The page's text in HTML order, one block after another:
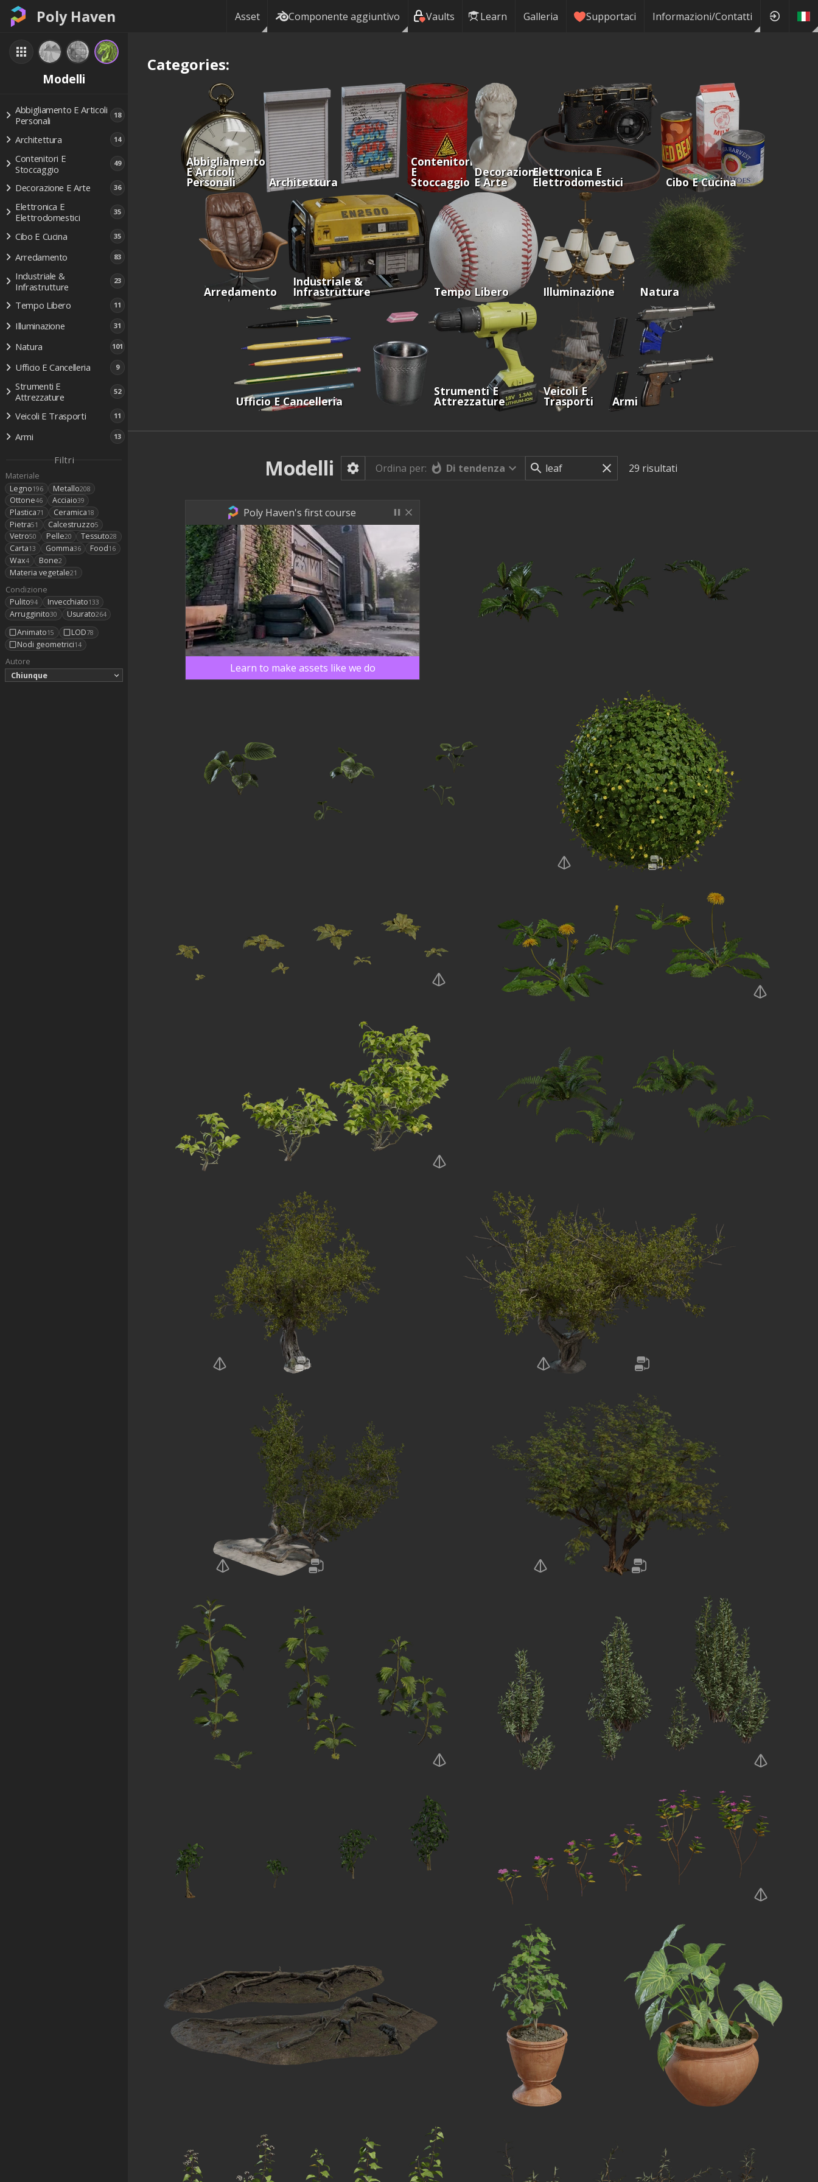
Poly Haven Asset Componente aggiuntivo Vaults Learn Galleria Supportaci Informazioni/Contatti
Modelli
Abbigliamento E Articoli
Personali
18
Architettura 14
Contenitori E
Stoccaggio
49
Decorazione E Arte 36
Elettronica E
Elettrodomestici
35
Cibo E Cucina 35
Arredamento 83
Industriale &
Infrastrutture
23
Tempo Libero 11
Illuminazione 31
Natura 101
Ufficio E Cancelleria 9
Strumenti E
Attrezzature
52
Veicoli E Trasporti 11
Armi 13
Filtri
Materiale
Legno196 Metallo208
Ottone46 Acciaio39
Plastica71 Ceramica18
Pietra51 Calcestruzzo5
Vetro50 Pelle20 Tessuto28
Carta13 Gomma36 Food16
Wax4 Bone2
Materia vegetale21
Condizione
Pulito94 Invecchiato133
Arrugginito30 Usurato264
Animato15 LOD78
Nodi geometrici14
Autore
Chiunque
Categories:
Abbigliamento
E Articoli
Personali Architettura
Contenitori
E
Stoccaggio
Decorazione
E Arte
Elettronica E
Elettrodomestici Cibo E Cucina
Arredamento
Industriale &
Infrastrutture Tempo Libero Illuminazione Natura
Ufficio E Cancelleria
Strumenti E
Attrezzature
Veicoli E
Trasporti Armi
Modelli Ordina per: Di tendenza 29 risultati
Poly Haven's first course
Learn to make assets like we do